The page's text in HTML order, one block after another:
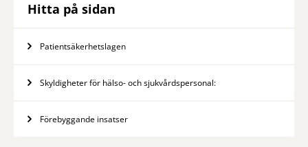
Hitta på sidan
Patientsäkerhetslagen
Skyldigheter för hälso- och sjukvårdspersonal:
Förebyggande insatser